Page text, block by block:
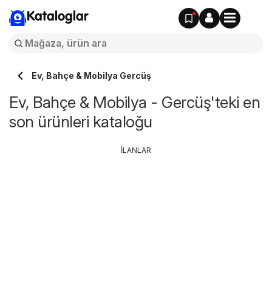
Kataloglar
Ev, Bahçe & Mobilya Gercüş
Ev, Bahçe & Mobilya - Gercüş'teki en
son ürünleri kataloğu
İLANLAR